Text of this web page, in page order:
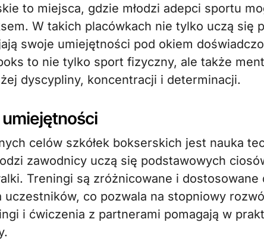
to miejsca, gdzie młodzi adepci sportu
W takich placówkach nie tylko uczą się
swoje umiejętności pod okiem
to nie tylko sport fizyczny, ale także
dyscypliny, koncentracji i determinacji.
celów szkółek bokserskich jest nauka
zawodnicy uczą się podstawowych
Treningi są zróżnicowane i dostosowane
uczestników, co pozwala na stopniowy
i ćwiczenia z partnerami pomagają w